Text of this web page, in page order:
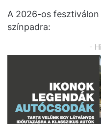
A 2026-os
színpadra:
-